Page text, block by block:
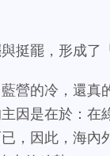
挺罷，形成了
營的冷，還真
因是在於：
，因此，海內